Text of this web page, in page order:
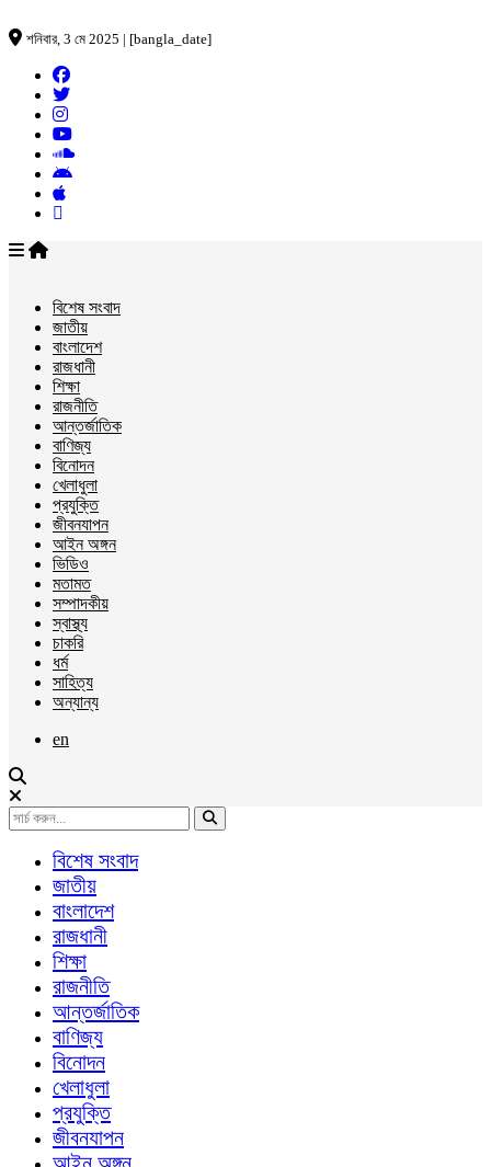
শনিবার, 3 মে 2025 | [bangla_date]
বিশেষ সংবাদ
জাতীয়
বাংলাদেশ
রাজধানী
শিক্ষা
রাজনীতি
আন্তর্জাতিক
বাণিজ্য
বিনোদন
খেলাধুলা
প্রযুক্তি
জীবনযাপন
আইন অঙ্গন
ভিডিও
মতামত
সম্পাদকীয়
স্বাস্থ্য
চাকরি
ধর্ম
সাহিত্য
অন্যান্য
en
বিশেষ সংবাদ
জাতীয়
বাংলাদেশ
রাজধানী
শিক্ষা
রাজনীতি
আন্তর্জাতিক
বাণিজ্য
বিনোদন
খেলাধুলা
প্রযুক্তি
জীবনযাপন